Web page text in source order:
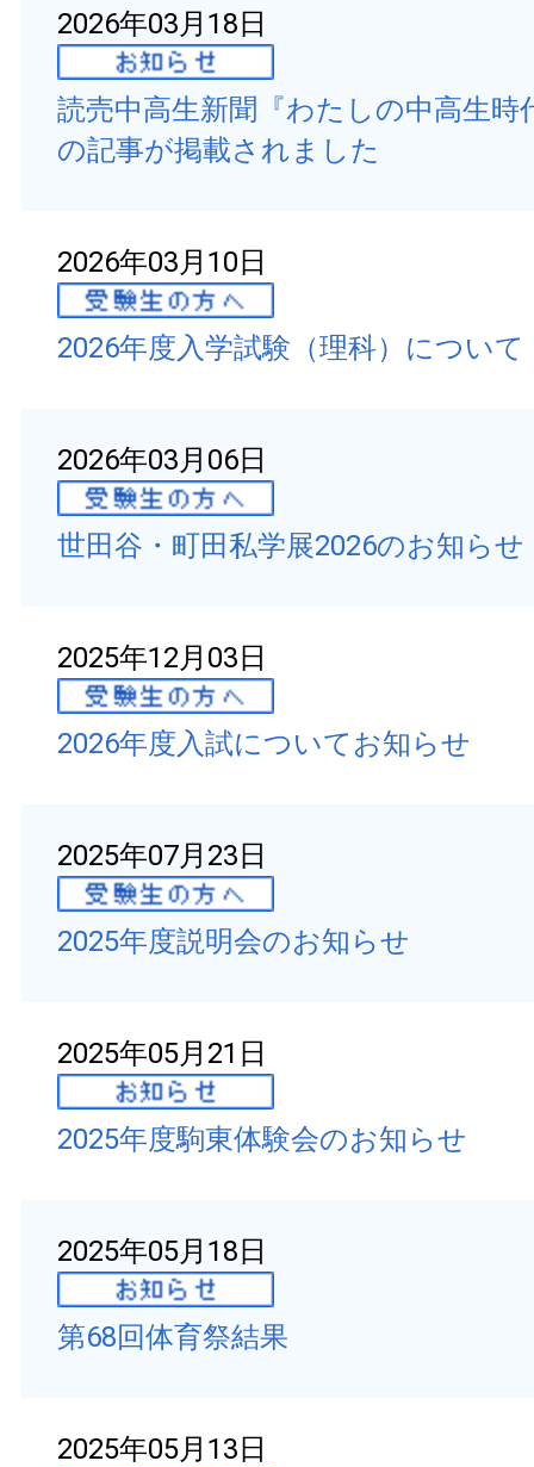
2026年03月18日
読売中高生新聞『わたしの中高生時
の記事が掲載されました
2026年03月10日
2026年度入学試験（理科）について
2026年03月06日
世田谷・町田私学展2026のお知らせ
2025年12月03日
2026年度入試についてお知らせ
2025年07月23日
2025年度説明会のお知らせ
2025年05月21日
2025年度駒東体験会のお知らせ
2025年05月18日
第68回体育祭結果
2025年05月13日